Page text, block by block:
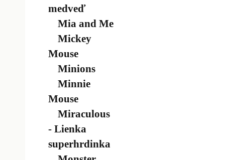
medveď
Mia and Me
Mickey
Mouse
Minions
Minnie
Mouse
Miraculous
- Lienka
superhrdinka